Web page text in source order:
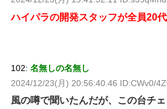
ハイパラの開発スタッフが全員20
102: 名無しの名無し
2024/12/23(月) 20:56:40.46 ID:CWv0/
風の噂で聞いたんだが、この台チ